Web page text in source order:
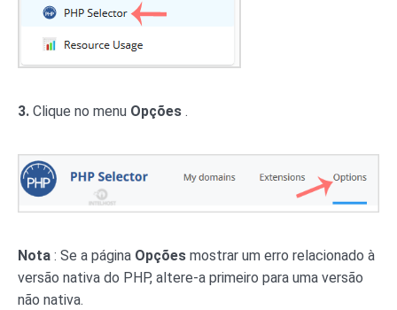
3. Clique no menu Opções .
Nota : Se a página Opções mostrar um erro relacionado à
versão nativa do PHP, altere-a primeiro para uma versão
não nativa.